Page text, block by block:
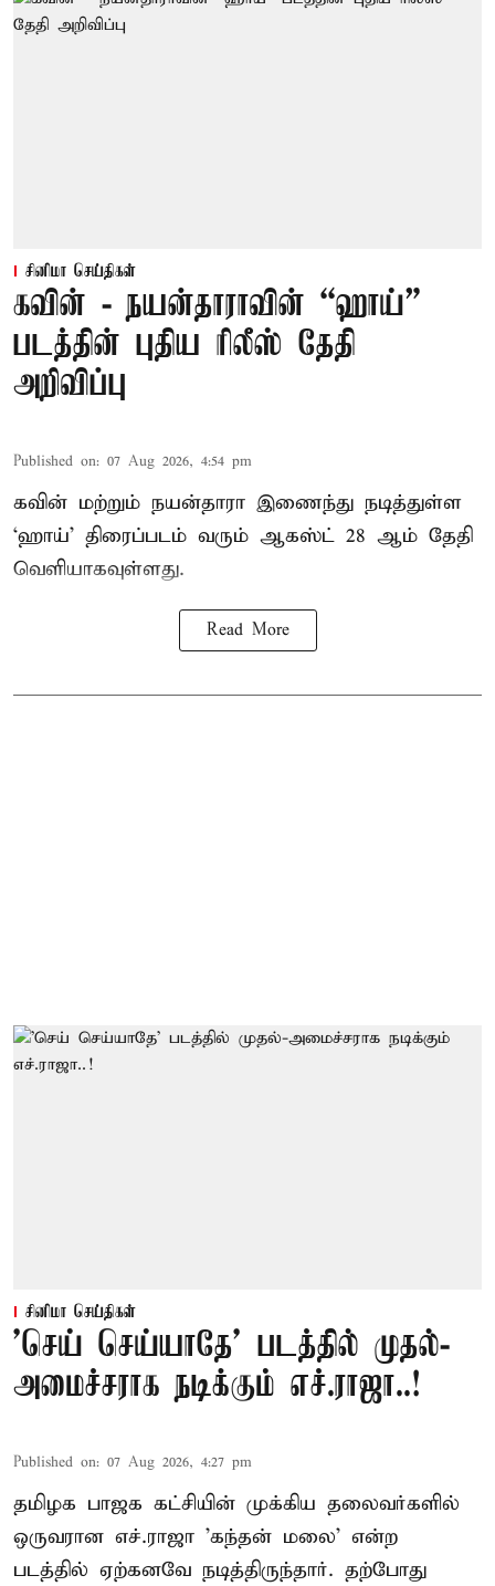
சினிமா செய்திகள்
கவின் - நயன்தாராவின் “ஹாய்”
படத்தின் புதிய ரிலீஸ் தேதி
அறிவிப்பு
Published on: 07 Aug 2026, 4:54 pm
கவின் மற்றும் நயன்தாரா இணைந்து நடித்துள்ள
‘ஹாய்’ திரைப்படம் வரும் ஆகஸ்ட் 28 ஆம் தேதி
வெளியாகவுள்ளது.
Read More
சினிமா செய்திகள்
'செய் செய்யாதே' படத்தில் முதல்-
அமைச்சராக நடிக்கும் எச்.ராஜா..!
Published on: 07 Aug 2026, 4:27 pm
தமிழக பாஜக கட்சியின் முக்கிய தலைவர்களில்
ஒருவரான எச்.ராஜா 'கந்தன் மலை' என்ற
படத்தில் ஏற்கனவே நடித்திருந்தார். தற்போது